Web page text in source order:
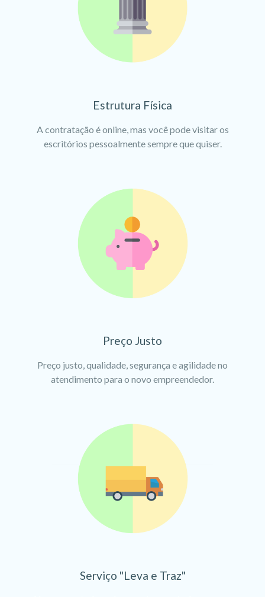
Estrutura Física
A contratação é online, mas você pode visitar os
escritórios pessoalmente sempre que quiser.
Preço Justo
Preço justo, qualidade, segurança e agilidade no
atendimento para o novo empreendedor.
Serviço "Leva e Traz"